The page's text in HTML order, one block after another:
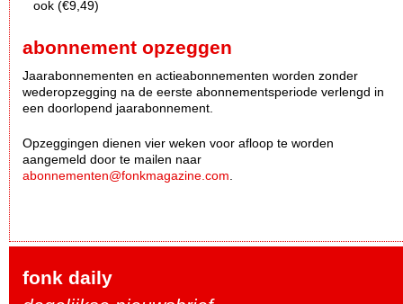
ook (€9,49)
abonnement opzeggen
Jaarabonnementen en actieabonnementen worden zonder
wederopzegging na de eerste abonnementsperiode verlengd in
een doorlopend jaarabonnement.
Opzeggingen dienen vier weken voor afloop te worden
aangemeld door te mailen naar
abonnementen@fonkmagazine.com.
fonk daily